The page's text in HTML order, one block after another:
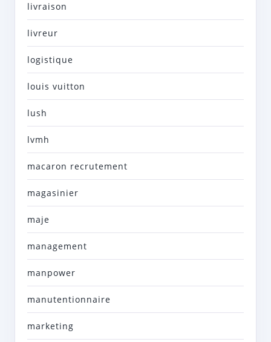
livraison
livreur
logistique
louis vuitton
lush
lvmh
macaron recrutement
magasinier
maje
management
manpower
manutentionnaire
marketing